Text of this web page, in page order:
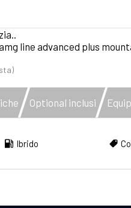
amg line advanced plus
Optional inclusi
Ibrido